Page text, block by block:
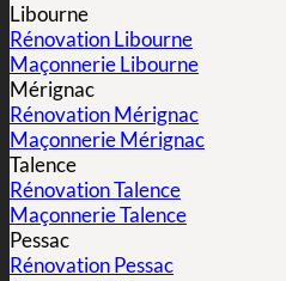
Libourne
Rénovation Libourne
Maçonnerie Libourne
Mérignac
Rénovation Mérignac
Maçonnerie Mérignac
Talence
Rénovation Talence
Maçonnerie Talence
Pessac
Rénovation Pessac